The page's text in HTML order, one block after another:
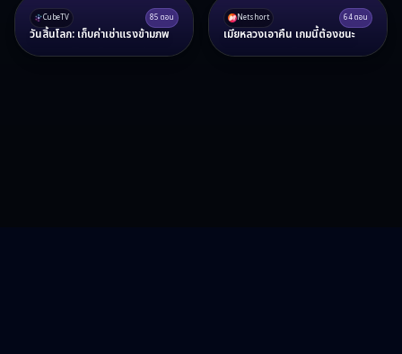
CubeTV 85 ตอน
วันสิ้นโลก: เก็บค่าเช่าแรงข้ามภพ
Netshort 64ตอน
เมียหลวงเอาคืน เกมนี้ต้องชนะ